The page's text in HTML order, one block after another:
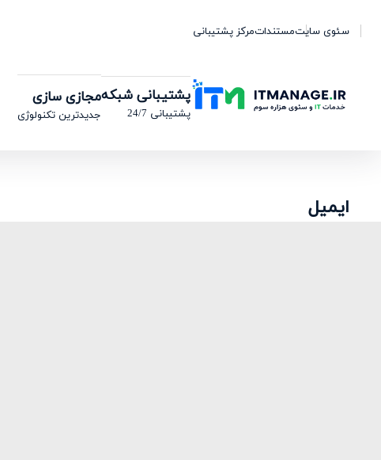
سئوی سایتمستنداتمرکز پشتیبانی
پشتیبانی شبکه
پشتیبانی 24/7
مجازی سازی
جدیدترین تکنولوژی
ایمیل